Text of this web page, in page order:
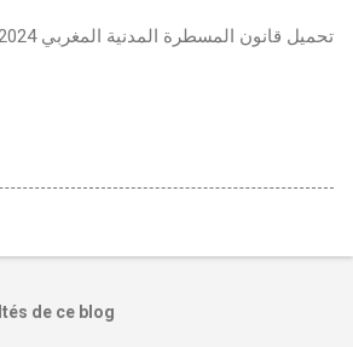
تحميل قانون المسطرة المدنية المغربي 2024 pdf
de ce blog